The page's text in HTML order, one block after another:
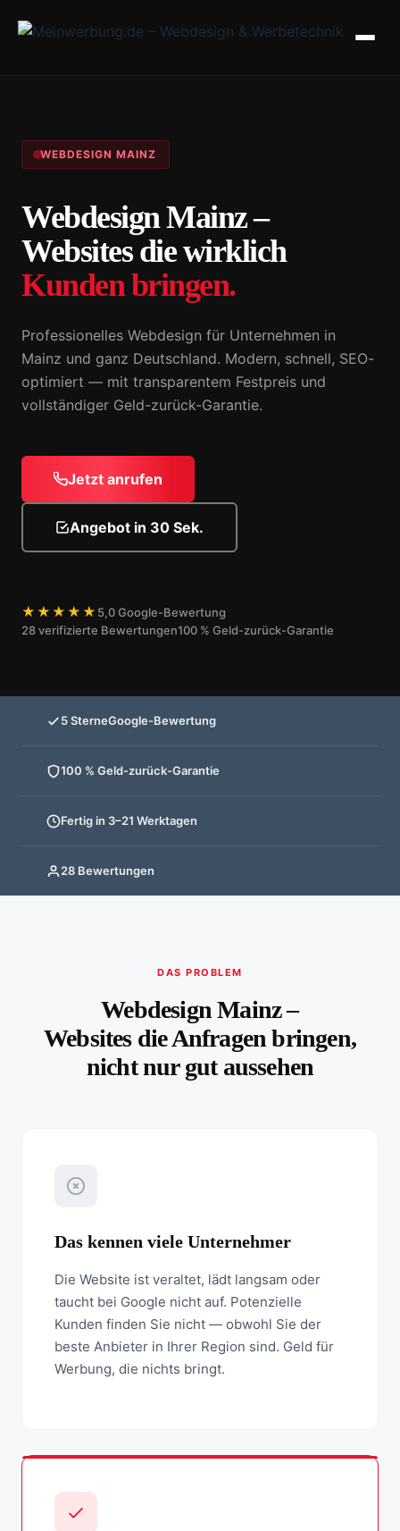
WEBDESIGN MAINZ
Webdesign Mainz –
Websites die wirklich
Kunden bringen.
Professionelles Webdesign für Unternehmen in
Mainz und ganz Deutschland. Modern, schnell, SEO-
optimiert — mit transparentem Festpreis und
vollständiger Geld-zurück-Garantie.
Jetzt anrufen
Angebot in 30 Sek.
★★★★★ 5,0 Google-Bewertung
28 verifizierte Bewertungen100 % Geld-zurück-Garantie
5 SterneGoogle-Bewertung
100 % Geld-zurück-Garantie
Fertig in 3–21 Werktagen
28 Bewertungen
DAS PROBLEM
Webdesign Mainz –
Websites die Anfragen bringen,
nicht nur gut aussehen
Das kennen viele Unternehmer
Die Website ist veraltet, lädt langsam oder
taucht bei Google nicht auf. Potenzielle
Kunden finden Sie nicht — obwohl Sie der
beste Anbieter in Ihrer Region sind. Geld für
Werbung, die nichts bringt.